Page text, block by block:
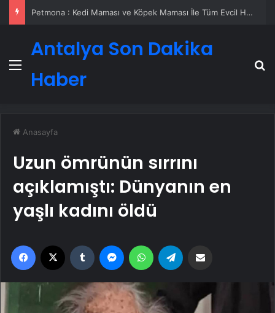
Petmona : Kedi Maması ve Köpek Maması İle Tüm Evcil Hayvan Ürünleri
Menü
Antalya Son Dakika
Haber
Anasayfa
Uzun ömrünün sırrını
açıklamıştı: Dünyanın en
yaşlı kadını öldü
Facebook Tumblr MessengerWhatsApp